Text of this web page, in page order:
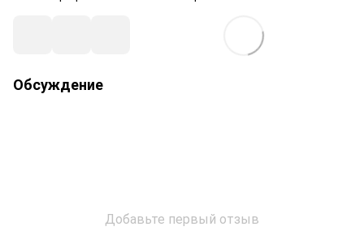
Обсуждение
Добавьте первый отзыв